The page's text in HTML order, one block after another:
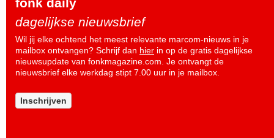
fonk daily
dagelijkse nieuwsbrief
Wil jij elke ochtend het meest relevante marcom-nieuws in je
mailbox ontvangen? Schrijf dan hier in op de gratis dagelijkse
nieuwsupdate van fonkmagazine.com. Je ontvangt de
nieuwsbrief elke werkdag stipt 7.00 uur in je mailbox.
Inschrijven